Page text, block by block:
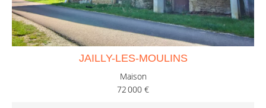
JAILLY-LES-MOULINS
Maison
72 000 €